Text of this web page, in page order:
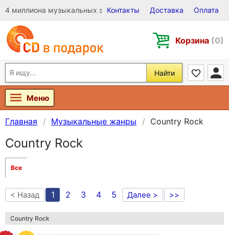
4 миллиона музыкальных записей на Виниле, CD и DVD
Контакты Доставка Оплата
Корзина (0)
Найти
Меню
Главная Музыкальные жанры Country Rock
Country Rock
Все
< Назад 1 2 3 4 5 Далее > >>
Country Rock